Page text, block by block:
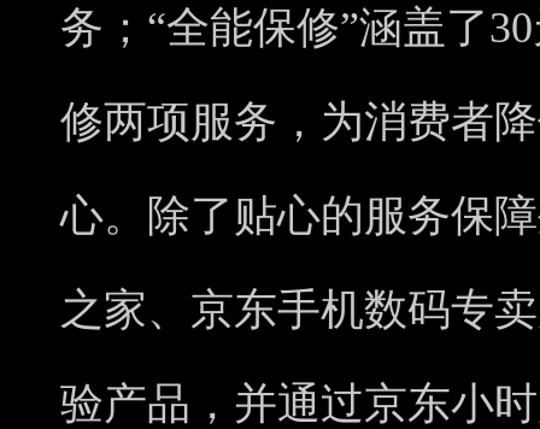
务；“全能保修”涵盖了
修两项服务，为消费者
心。除了贴心的服务保
之家、京东手机数码专
验产品，并通过京东小